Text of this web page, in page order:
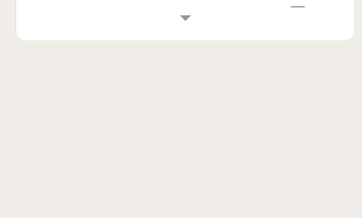
mit grenzenlosen Möglichkeiten! 🎛️🌌